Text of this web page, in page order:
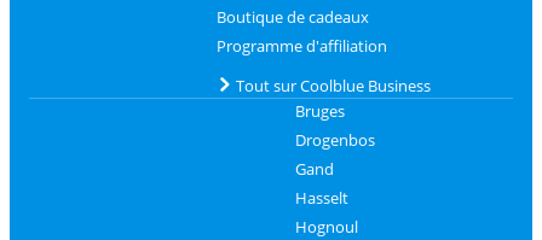
Boutique de cadeaux
Programme d'affiliation
Tout sur Coolblue Business
Bruges
Drogenbos
Gand
Hasselt
Hognoul